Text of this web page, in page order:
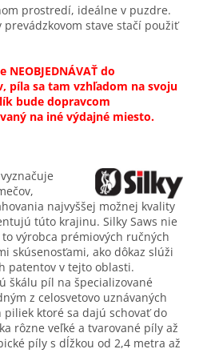
prostredí, ideálne v puzdre.
stave stačí použiť
NEOBJEDNÁVAŤ do
píla sa tam vzhľadom na svoju
bude dopravcom
na iné výdajné miesto.
najvyššej možnej kvality
túto krajinu. Silky Saws nie
výrobca prémiových ručných
skúsenosťami, ako dôkaz slúži
patentov v tejto oblasti.
škálu píl na špecializované
z celosvetovo uznávaných
piliek ktoré sa dajú schovať do
rôzne veľké a tvarované píly až
píly s dĺžkou od 2,4 metra až